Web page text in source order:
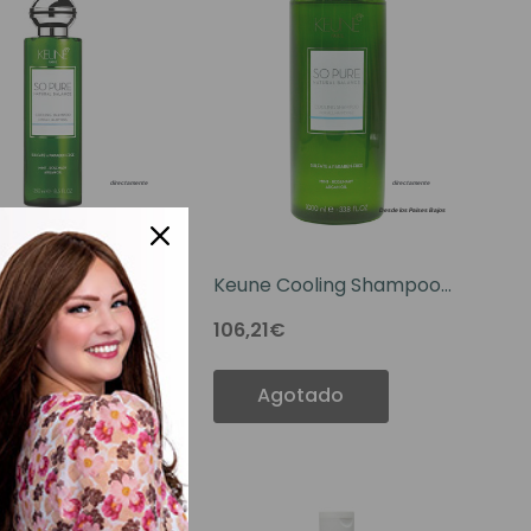
Shampoo
Keune Cooling Shampoo
33.8 OZ
106,21€
Agotado